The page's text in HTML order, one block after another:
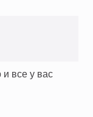
все у вас